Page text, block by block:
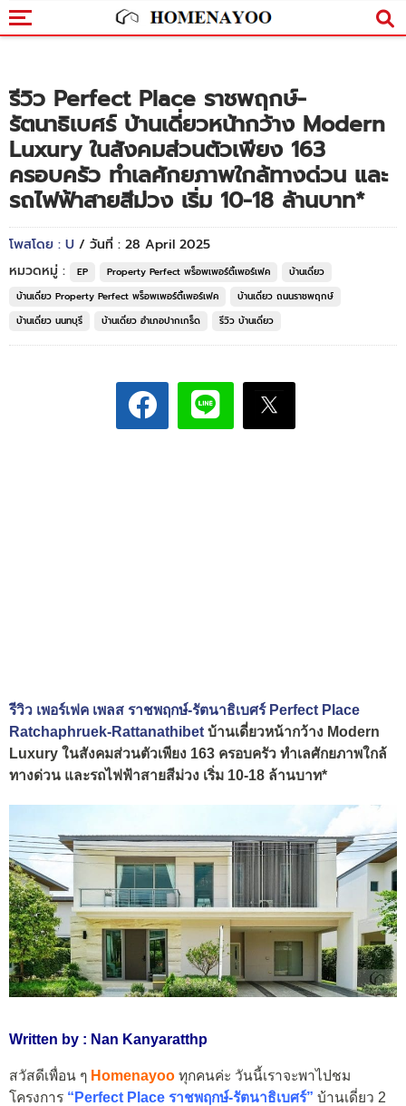
รีวิว Perfect Place ราชพฤกษ์-
รัตนาธิเบศร์ บ้านเดี่ยวหน้ากว้าง Modern
Luxury ในสังคมส่วนตัวเพียง 163
ครอบครัว ทำเลศักยภาพใกล้ทางด่วน และ
รถไฟฟ้าสายสีม่วง เริ่ม 10-18 ล้านบาท*
โพสโดย : U / วันที่ : 28 April 2025
หมวดหมู่ :
EP Property Perfect พร็อพเพอร์ตี้เพอร์เฟค
บ้านเดี่ยว
บ้านเดี่ยว Property Perfect พร็อพเพอร์ตี้เพอร์เฟค
บ้านเดี่ยว ถนนราชพฤกษ์
บ้านเดี่ยว นนทบุรี
บ้านเดี่ยว อำเภอปากเกร็ด รีวิว บ้านเดี่ยว
รีวิว เพอร์เฟค เพลส ราชพฤกษ์-รัตนาธิเบศร์ Perfect Place
Ratchaphruek-Rattanathibet บ้านเดี่ยวหน้ากว้าง Modern
Luxury ในสังคมส่วนตัวเพียง 163 ครอบครัว ทำเลศักยภาพใกล้
ทางด่วน และรถไฟฟ้าสายสีม่วง เริ่ม 10-18 ล้านบาท*
Written by : Nan Kanyaratthp
สวัสดีเพื่อน ๆ Homenayoo ทุกคนค่ะ วันนี้เราจะพาไปชม
โครงการ “Perfect Place ราชพฤกษ์-รัตนาธิเบศร์” บ้านเดี่ยว 2